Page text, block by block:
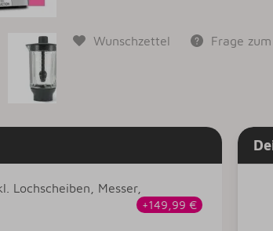
Wunschzettel Frage
Lochscheiben, Messer,
+149,99 €